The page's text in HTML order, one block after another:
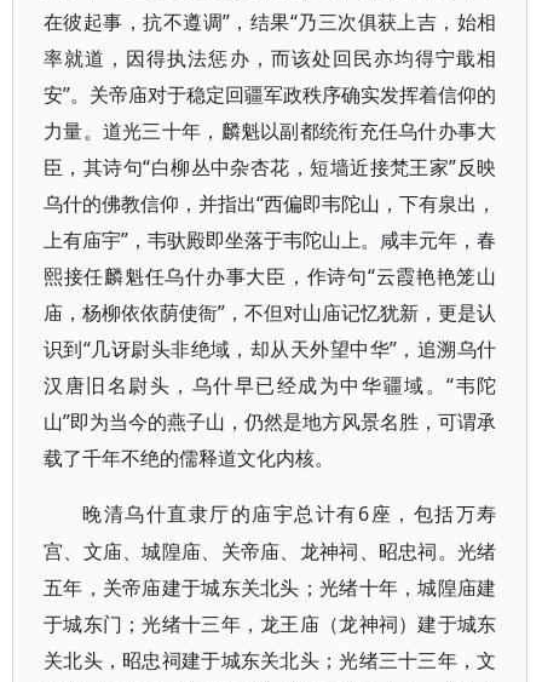
在彼起事，抗不遵调”，结果“乃三次俱获上吉，始相
率就道，因得执法惩办，而该处回民亦均得宁戢相
安”。关帝庙对于稳定回疆军政秩序确实发挥着信仰的
力量。道光三十年，麟魁以副都统衔充任乌什办事大
臣，其诗句“白柳丛中杂杏花，短墙近接梵王家”反映
乌什的佛教信仰，并指出“西偏即韦陀山，下有泉出，
上有庙宇”，韦驮殿即坐落于韦陀山上。咸丰元年，春
熙接任麟魁任乌什办事大臣，作诗句“云霞艳艳笼山
庙，杨柳依依荫使衙”，不但对山庙记忆犹新，更是认
识到“几讶尉头非绝域，却从天外望中华”，追溯乌什
汉唐旧名尉头，乌什早已经成为中华疆域。“韦陀
山”即为当今的燕子山，仍然是地方风景名胜，可谓承
载了千年不绝的儒释道文化内核。
晚清乌什直隶厅的庙宇总计有6座，包括万寿
宫、文庙、城隍庙、关帝庙、龙神祠、昭忠祠。光绪
五年，关帝庙建于城东关北头；光绪十年，城隍庙建
于城东门；光绪十三年，龙王庙（龙神祠）建于城东
关北头，昭忠祠建于城东关北头；光绪三十三年，文